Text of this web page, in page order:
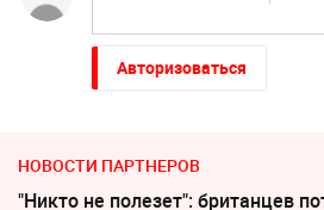
Авторизоваться
НОВОСТИ ПАРТНЕРОВ
"Никто не полезет": британцев